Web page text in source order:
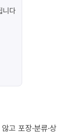
니다
고 포장·분류·상